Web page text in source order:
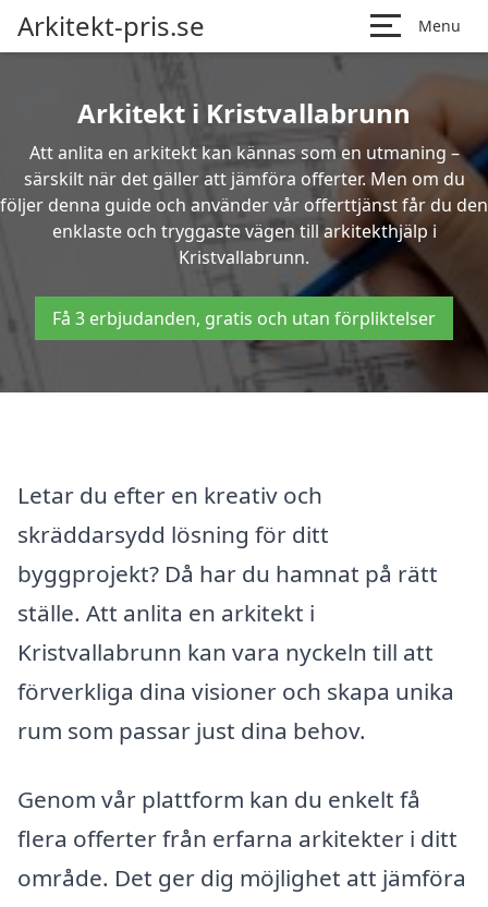
Arkitekt-pris.se Menu
Arkitekt i Kristvallabrunn
Att anlita en arkitekt kan kännas som en utmaning –
särskilt när det gäller att jämföra offerter. Men om du
följer denna guide och använder vår offerttjänst får du den
enklaste och tryggaste vägen till arkitekthjälp i
Kristvallabrunn.
Få 3 erbjudanden, gratis och utan förpliktelser
Letar du efter en kreativ och
skräddarsydd lösning för ditt
byggprojekt? Då har du hamnat på rätt
ställe. Att anlita en arkitekt i
Kristvallabrunn kan vara nyckeln till att
förverkliga dina visioner och skapa unika
rum som passar just dina behov.
Genom vår plattform kan du enkelt få
flera offerter från erfarna arkitekter i ditt
område. Det ger dig möjlighet att jämföra